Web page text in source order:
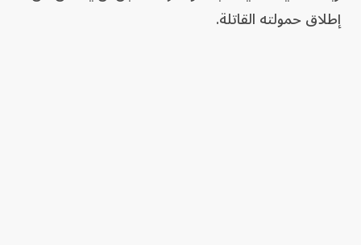
إطلاق حمولته القاتلة.